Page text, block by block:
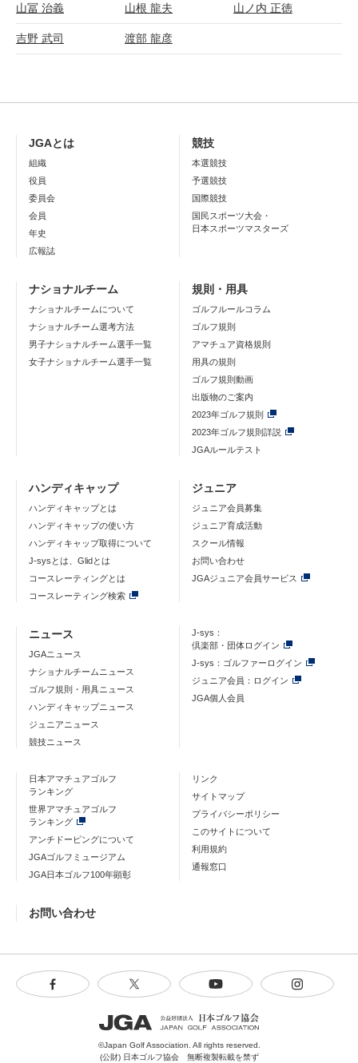
山冨 治義 山根 龍夫 山ノ内 正徳
吉野 武司 渡部 龍彦
JGAとは
組織
役員
委員会
会員
年史
広報誌
競技
本選競技
予選競技
国際競技
国民スポーツ大会・
日本スポーツマスターズ
ナショナルチーム
ナショナルチームについて
ナショナルチーム選考方法
男子ナショナルチーム選手一覧
女子ナショナルチーム選手一覧
規則・用具
ゴルフルールコラム
ゴルフ規則
アマチュア資格規則
用具の規則
ゴルフ規則動画
出版物のご案内
2023年ゴルフ規則
2023年ゴルフ規則詳説
JGAルールテスト
ハンディキャップ
ハンディキャップとは
ハンディキャップの使い方
ハンディキャップ取得について
J-sysとは、Glidとは
コースレーティングとは
コースレーティング検索
ジュニア
ジュニア会員募集
ジュニア育成活動
スクール情報
お問い合わせ
JGAジュニア会員サービス
ニュース
JGAニュース
ナショナルチームニュース
ゴルフ規則・用具ニュース
ハンディキャップニュース
ジュニアニュース
競技ニュース
J-sys：
倶楽部・団体ログイン
J-sys：ゴルファーログイン
ジュニア会員：ログイン
JGA個人会員
日本アマチュアゴルフ
ランキング
世界アマチュアゴルフ
ランキング
アンチドーピングについて
JGAゴルフミュージアム
JGA日本ゴルフ100年顕彰
リンク
サイトマップ
プライバシーポリシー
このサイトについて
利用規約
通報窓口
お問い合わせ
©Japan Golf Association. All rights reserved.
(公財) 日本ゴルフ協会 無断複製転載を禁ず